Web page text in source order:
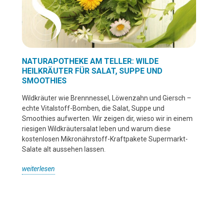
NATURAPOTHEKE AM TELLER: WILDE
HEILKRÄUTER FÜR SALAT, SUPPE UND
SMOOTHIES
Wildkräuter wie Brennnessel, Löwenzahn und Giersch –
echte Vitalstoff-Bomben, die Salat, Suppe und
Smoothies aufwerten. Wir zeigen dir, wieso wir in einem
riesigen Wildkräutersalat leben und warum diese
kostenlosen Mikronährstoff-Kraftpakete Supermarkt-
Salate alt aussehen lassen.
weiterlesen